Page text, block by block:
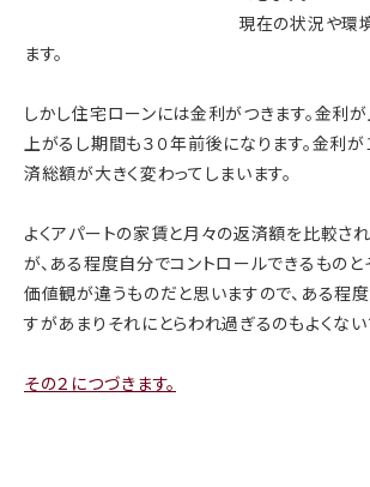
現在の状況や環
ます。
しかし住宅ローンには金利がつきます。金利
上がるし期間も３０年前後になります。金利
済総額が大きく変わってしまいます。
よくアパートの家賃と月々の返済額を比較さ
が、ある程度自分でコントロールできるものと
価値観が違うものだと思いますので、ある程
すがあまりそれにとらわれ過ぎるのもよくない
その２につづきます。